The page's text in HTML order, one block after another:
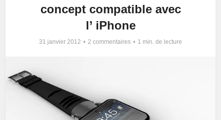
concept compatible avec
l’ iPhone
31 janvier 2012 2 commentaires 1 min. de lecture